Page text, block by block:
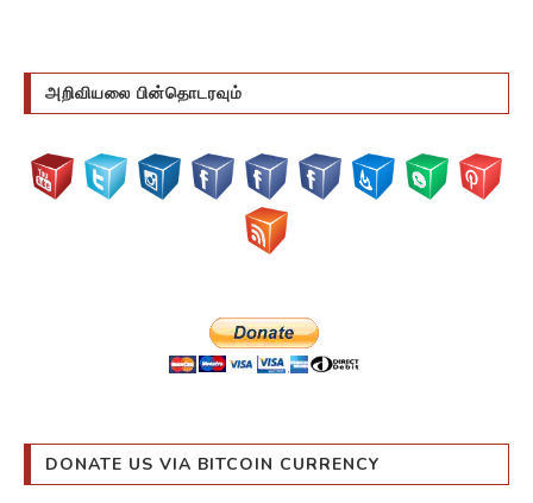
அறிவியலை பின்தொடரவும்
DONATE US VIA BITCOIN CURRENCY